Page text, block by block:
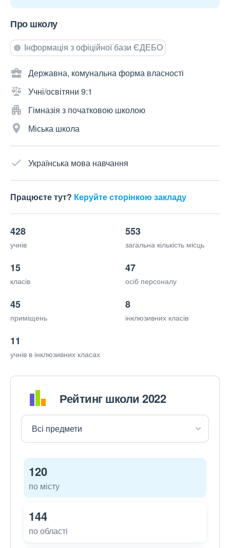
Про школу
Інформація з офіційної бази ЄДЕБО
Державна, комунальна форма власності
Учні/освітяни 9:1
Гімназія з початковою школою
Міська школа
Українська мова навчання
Працюєте тут? Керуйте сторінкою закладу
428
учнів
553
загальна кількість місць
15
класів
47
осіб персоналу
45
приміщень
8
інклюзивних класів
11
учнів в інклюзивних класах
Рейтинг школи 2022
120
по місту
144
по області